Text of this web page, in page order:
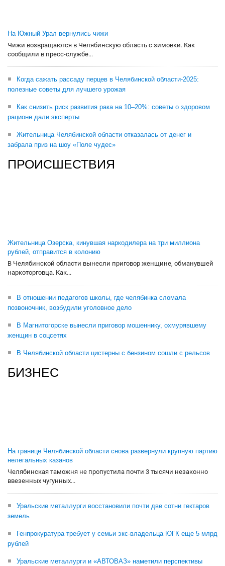
На Южный Урал вернулись чижи
Чижи возвращаются в Челябинскую область с зимовки. Как
сообщили в пресс-службе...
Когда сажать рассаду перцев в Челябинской области-2025:
полезные советы для лучшего урожая
Как снизить риск развития рака на 10–20%: советы о здоровом
рационе дали эксперты
Жительница Челябинской области отказалась от денег и
забрала приз на шоу «Поле чудес»
ПРОИСШЕСТВИЯ
Жительница Озерска, кинувшая наркодилера на три миллиона
рублей, отправится в колонию
В Челябинской области вынесли приговор женщине, обманувшей
наркоторговца. Как...
В отношении педагогов школы, где челябинка сломала
позвоночник, возбудили уголовное дело
В Магнитогорске вынесли приговор мошеннику, охмурявшему
женщин в соцсетях
В Челябинской области цистерны с бензином сошли с рельсов
БИЗНЕС
На границе Челябинской области снова развернули крупную партию
нелегальных казанов
Челябинская таможня не пропустила почти 3 тысячи незаконно
ввезенных чугунных...
Уральские металлурги восстановили почти две сотни гектаров
земель
Генпрокуратура требует у семьи экс-владельца ЮГК еще 5 млрд
рублей
Уральские металлурги и «АВТОВАЗ» наметили перспективы